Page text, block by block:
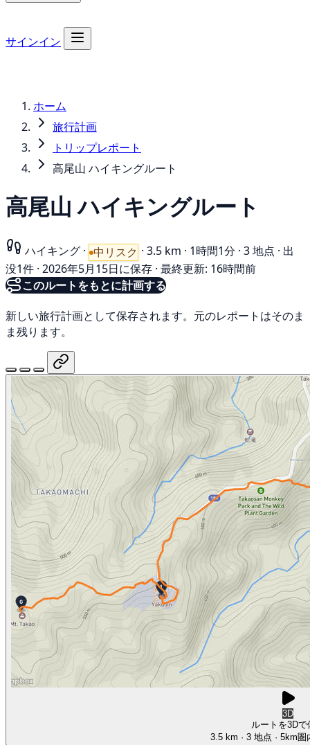
サインイン
ホーム
旅行計画
トリップレポート
高尾山 ハイキングルート
高尾山 ハイキングルート
ハイキング · 中リスク · 3.5 km · 1時間1分 · 3 地点 · 出
没1件 · 2026年5月15日に保存 · 最終更新: 16時間前
このルートをもとに計画する
新しい旅行計画として保存されます。元のレポートはそのま
ま残ります。
3D
ルートを3Dで
3.5 km · 3 地点 · 5km